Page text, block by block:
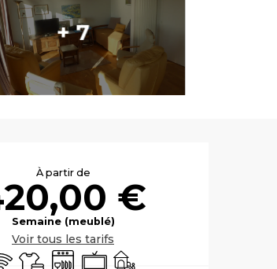
+ 7
et
À partir de
€
Semaine (meublé)
Voir tous les tarifs
Draps et linge
Blanchisserie
Lave vaisselle
TélévisionJeux pour enfants /